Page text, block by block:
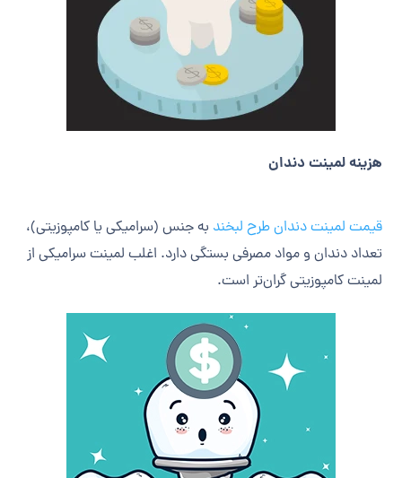
هزینه لمینت دندان
قیمت لمینت دندان طرح لبخند به جنس (سرامیکی یا کامپوزیتی)،
تعداد دندان و مواد مصرفی بستگی دارد. اغلب لمینت سرامیکی از
لمینت کامپوزیتی گران‌تر است.